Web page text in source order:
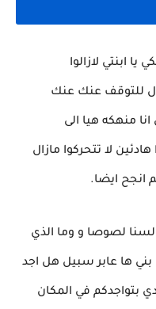
ابنتي لازالوا
للتوقف عنك عنك
منهكه هيا الى
هادئين لا تتحركوا مازال
انجح ايضا.
لصوصا و وما الذي
بني ها عابر سبيل هل اجد
بتواجدكم في المكان